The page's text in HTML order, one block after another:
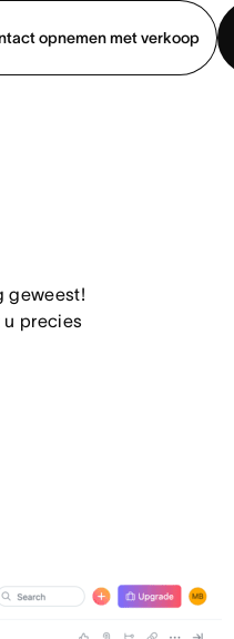
opnemen met verkoop
geweest!
precies